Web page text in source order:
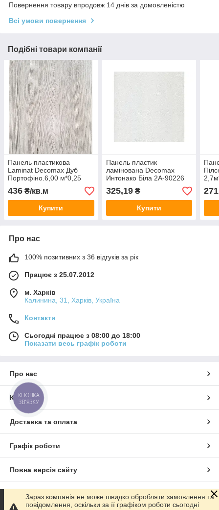
Повернення товару впродовж 14 днів за домовленістю
Всі умови повернення
Подібні товари компанії
Панель пластикова
Laminat Decomax Дуб
Портофіно.6,00 м*0,25
м*8мм
436 ₴/кв.м
Купити
Панель пластик
ламінована Decomax
Интонако Біла 2А-90226
0,25 м*2,7 м*8мм
(упак.10шт=6,75 кв. м)
325,19₴
Купити
Про нас
100% позитивних з 36 відгуків за рік
Працює з 25.07.2012
м. Харків
Калинина, 31, Харків, Україна
Контакти
Сьогодні працює з 08:00 до 18:00
Показати весь графік роботи
Про нас
Контакти
Доставка та оплата
Графік роботи
Повна версія сайту
Сайт створено на маркетплейсіProm.ua
Зараз компанія не може швидко обробляти замовлення та
повідомлення, оскільки за її графіком роботи сьогодні
КНОПКА
ЗВ'ЯЗКУ